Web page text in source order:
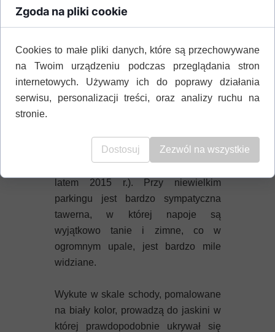
Zwiedzanie Jaskini Pitagorasa
Obie szutrowe i obie bardzo wąskie.
Wyminięcie samochodów jadących z
przeciwległych stron jest nie lada
sukcesem. A jednak do samego
wspiąć, podjeżdżają turyści, choć gdy
tam byłam, prowadzone były roboty
latem 2015 r.). Przy niewielkim
parkingu jest bardzo sympatyczna
tawerna, w której napoje są
wyjątkowo tanie i zimne, co w
ogromnym upale, jest bardzo mile
widziane.
Wykute w skale schody, pomalowane
na biały kolor, prowadzą do jaskini w
której prawdopodobnie ukrywał się
Zgoda na pliki cookie
Cookies to małe pliki danych, które są przechowywane
na Twoim urządzeniu podczas przeglądania stron
internetowych. Używamy ich do poprawy działania
serwisu, personalizacji treści, oraz analizy ruchu na
stronie.
Dostosuj Zezwól na wszystkie